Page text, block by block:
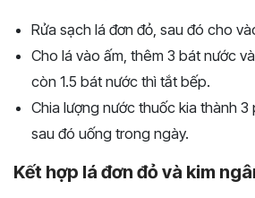
Rửa sạch lá đơn đỏ, sau đó cho
Cho lá vào ấm, thêm 3 bát nước
còn 1.5 bát nước thì tắt bếp.
Chia lượng nước thuốc kia thành 3
sau đó uống trong ngày.
Kết hợp lá đơn đỏ và kim